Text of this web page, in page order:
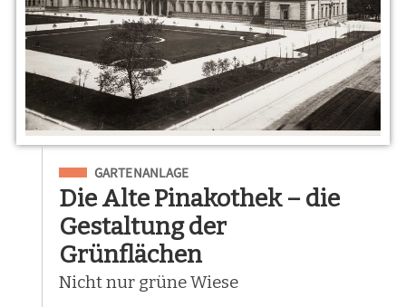
Eingeordnet unter
GARTENANLAGE
Die Alte Pinakothek – die
Gestaltung der
Grünflächen
Nicht nur grüne Wiese